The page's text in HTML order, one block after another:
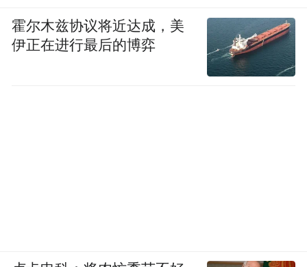
霍尔木兹协议将近达成，美
伊正在进行最后的博弈